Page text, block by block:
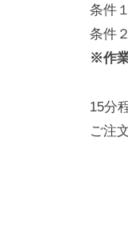
専
門
店
条件
条件
※作
15分
ご注